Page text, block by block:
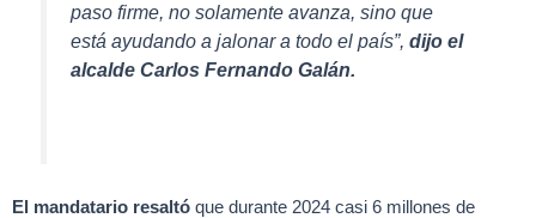
paso firme, no solamente avanza, sino que
está ayudando a jalonar a todo el país”,dijo el
alcalde Carlos Fernando Galán.
El mandatario resaltó que durante 2024 casi 6 millones de